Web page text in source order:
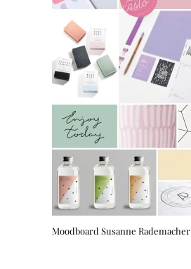
Moodboard Susanne Rademacher